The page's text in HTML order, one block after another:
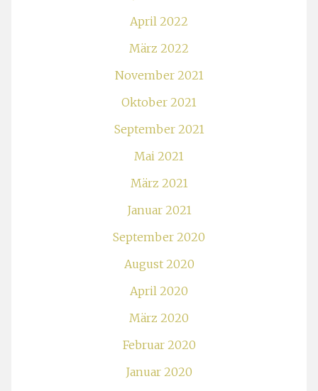
April 2022
März 2022
November 2021
Oktober 2021
September 2021
Mai 2021
März 2021
Januar 2021
September 2020
August 2020
April 2020
März 2020
Februar 2020
Januar 2020